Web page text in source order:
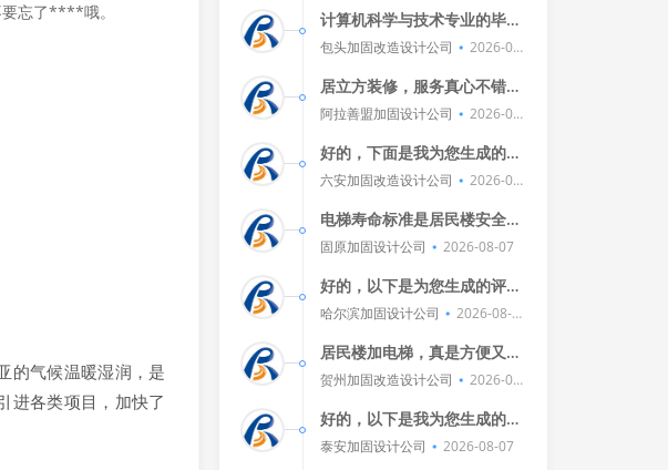
忘了****哦。
的气候温暖湿润，是
进各类项目，加快了
我停不下来，特别是那个反
转，简直让人
计算机科学与技术专业的毕业
生，就业前景一片光明！🌐💼
师、数据分析师、人工智能专
家等高薪职位
包头加固改造设计公司
2026-08
居立方装修，服务真心不错！
设计师很专业，方案既实用又
期控制得恰到好处，材料质量
上乘，环保又
阿拉善盟加固设计公司
2026-08
好的，下面是我为您生成的评
论：🌟今天的比赛真是精彩绝
动，球迷们的热情也感染了
我，每一分的
六安加固改造设计公司
2026-08
电梯寿命标准是居民楼安全的
关键，定期检查和维护包括清
动器和限速器等，这些工作确
保了电梯的稳
固原加固设计公司 2026-08-07
好的，以下是为您生成的评
论：居民楼室外电梯安装成本
费、安装费、调试费和税费，
这些费用加起来，
哈尔滨加固设计公司
2026-08-0
居民楼加电梯，真是方便又实
用！上下楼轻松多了，老人小
心情也美滋滋的。🚇🛫👍
贺州加固改造设计公司
2026-08
好的，以下是我为您生成的评
论：🌟这剧真心好看！剧情紧
泰安加固设计公司 2026-08-07